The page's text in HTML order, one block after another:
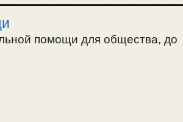
помощи для общества, до